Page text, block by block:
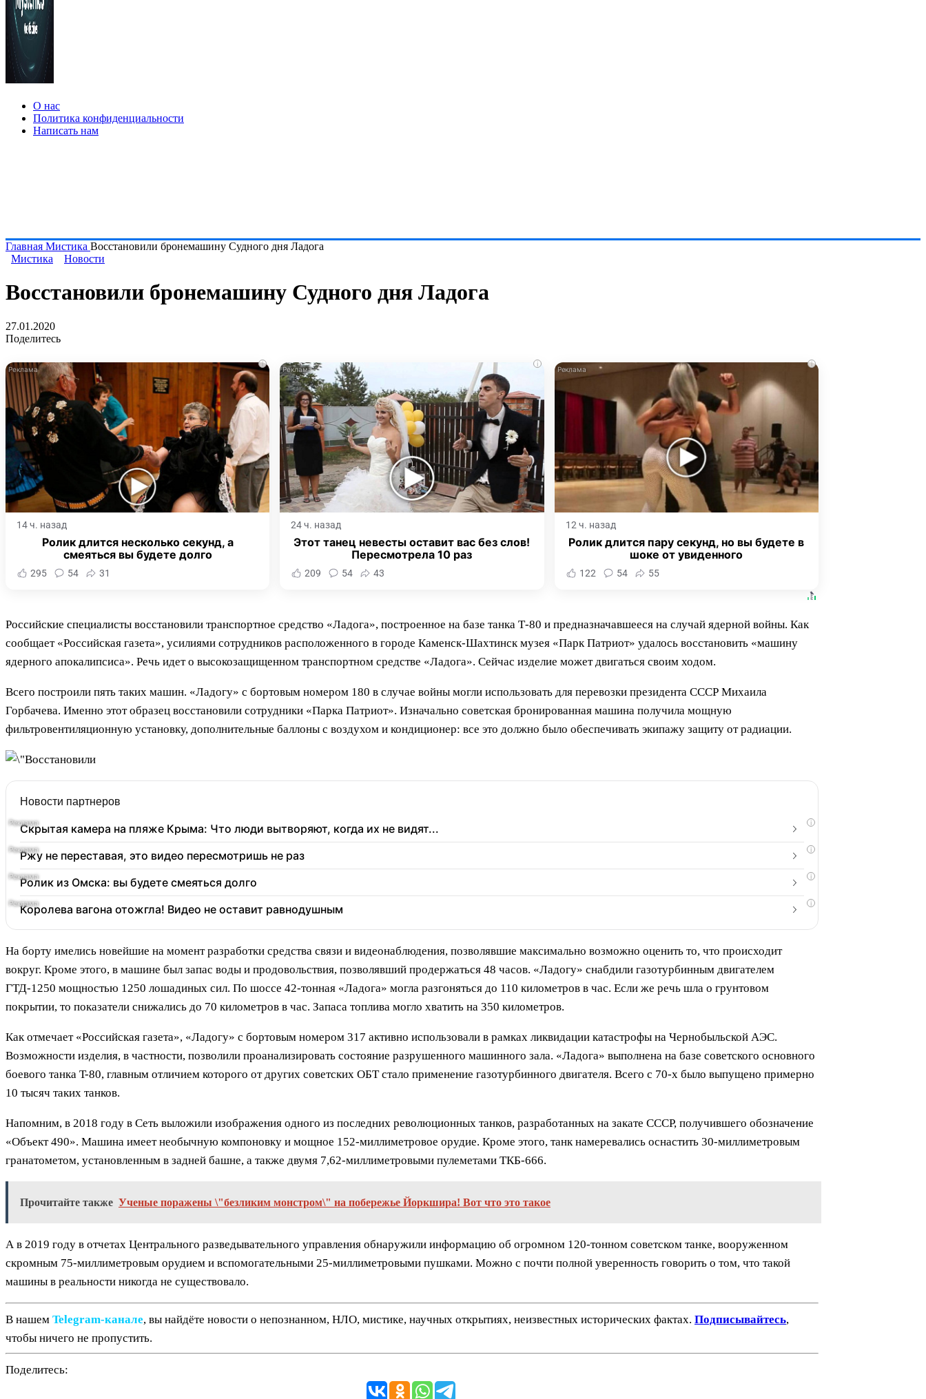
О нас
Политика конфиденциальности
Написать нам
Главная Мистика Восстановили бронемашину Судного дня Ладога
Мистика
Новости
Восстановили бронемашину Судного дня Ладога
27.01.2020
Поделитесь
i
14 ч. назад
Ролик длится несколько секунд, а
смеяться вы будете долго
295 54 31
i
24 ч. назад
Этот танец невесты оставит вас без слов!
Пересмотрела 10 раз
209 54 43
i
12 ч. назад
Ролик длится пару секунд, но вы будете в
шоке от увиденного
122 54 55
Российские специалисты восстановили транспортное средство «Ладога», построенное на базе танка Т-80 и предназначавшееся на случай ядерной войны. Как
сообщает «Российская газета», усилиями сотрудников расположенного в городе Каменск-Шахтинск музея «Парк Патриот» удалось восстановить «машину
ядерного апокалипсиса». Речь идет о высокозащищенном транспортном средстве «Ладога». Сейчас изделие может двигаться своим ходом.
Всего построили пять таких машин. «Ладогу» с бортовым номером 180 в случае войны могли использовать для перевозки президента СССР Михаила
Горбачева. Именно этот образец восстановили сотрудники «Парка Патриот». Изначально советская бронированная машина получила мощную
фильтровентиляционную установку, дополнительные баллоны с воздухом и кондиционер: все это должно было обеспечивать экипажу защиту от радиации.
Новости партнеров
i
Скрытая камера на пляже Крыма: Что люди вытворяют, когда их не видят...
i
Ржу не переставая, это видео пересмотришь не раз
i
Ролик из Омска: вы будете смеяться долго
i
Королева вагона отожгла! Видео не оставит равнодушным
На борту имелись новейшие на момент разработки средства связи и видеонаблюдения, позволявшие максимально возможно оценить то, что происходит
вокруг. Кроме этого, в машине был запас воды и продовольствия, позволявший продержаться 48 часов. «Ладогу» снабдили газотурбинным двигателем
ГТД-1250 мощностью 1250 лошадиных сил. По шоссе 42-тонная «Ладога» могла разгоняться до 110 километров в час. Если же речь шла о грунтовом
покрытии, то показатели снижались до 70 километров в час. Запаса топлива могло хватить на 350 километров.
Как отмечает «Российская газета», «Ладогу» с бортовым номером 317 активно использовали в рамках ликвидации катастрофы на Чернобыльской АЭС.
Возможности изделия, в частности, позволили проанализировать состояние разрушенного машинного зала. «Ладога» выполнена на базе советского основного
боевого танка T-80, главным отличием которого от других советских ОБТ стало применение газотурбинного двигателя. Всего с 70-х было выпущено примерно
10 тысяч таких танков.
Напомним, в 2018 году в Сеть выложили изображения одного из последних революционных танков, разработанных на закате СССР, получившего обозначение
«Объект 490». Машина имеет необычную компоновку и мощное 152-миллиметровое орудие. Кроме этого, танк намеревались оснастить 30-миллиметровым
гранатометом, установленным в задней башне, а также двумя 7,62-миллиметровыми пулеметами ТКБ-666.
Прочитайте также Ученые поражены \"безликим монстром\" на побережье Йоркшира! Вот что это такое
А в 2019 году в отчетах Центрального разведывательного управления обнаружили информацию об огромном 120-тонном советском танке, вооруженном
скромным 75-миллиметровым орудием и вспомогательными 25-миллиметровыми пушками. Можно с почти полной уверенность говорить о том, что такой
машины в реальности никогда не существовало.
В нашем Telegram‑канале, вы найдёте новости о непознанном, НЛО, мистике, научных открытиях, неизвестных исторических фактах. Подписывайтесь,
чтобы ничего не пропустить.
Поделитесь: